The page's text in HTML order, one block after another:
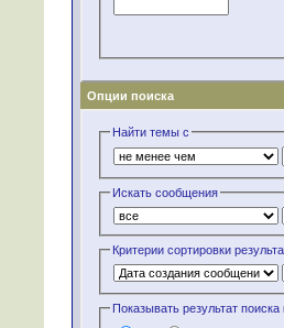
Опции поиска
Найти темы с
Искать сообщения
Критерии сортировки
Показывать результат поиска